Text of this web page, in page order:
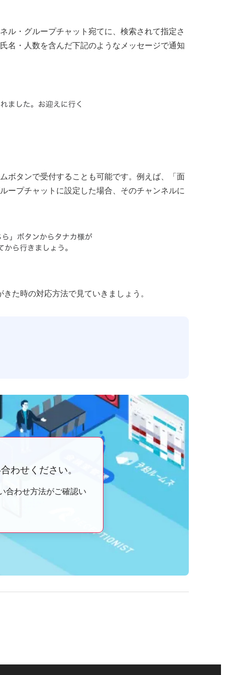
ル・グループチャット宛てに、検索されて指定さ
名・人数を含んだ下記のようなメッセージで通知
ボタンで受付することも可能です。例えば、「面
ープチャットに設定した場合、そのチャンネルに
た時の対応方法で見ていきましょう。
わせください。
合わせ方法がご確認い